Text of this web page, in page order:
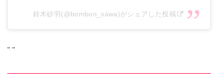
鈴木砂羽(@bombon_sawa)がシェアした投稿
" "